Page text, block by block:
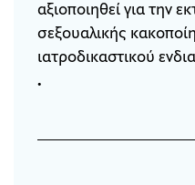
αξιοποιηθεί για την
σεξουαλικής
ιατροδικαστικού
.